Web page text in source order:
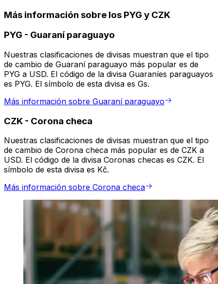
Más información sobre los PYG y CZK
PYG - Guaraní paraguayo
Nuestras clasificaciones de divisas muestran que el tipo
de cambio de Guaraní paraguayo más popular es de
PYG a USD. El código de la divisa Guaraníes paraguayos
es PYG. El símbolo de esta divisa es Gs.
Más información sobre Guaraní paraguayo
CZK - Corona checa
Nuestras clasificaciones de divisas muestran que el tipo
de cambio de Corona checa más popular es de CZK a
USD. El código de la divisa Coronas checas es CZK. El
símbolo de esta divisa es Kč.
Más información sobre Corona checa